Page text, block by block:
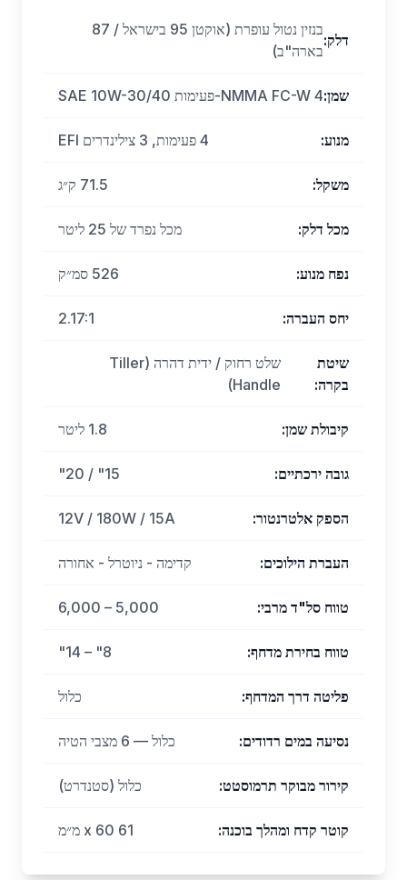
דלק:
בנזין נטול עופרת (אוקטן 95 בישראל / 87
בארה"ב)
שמן:NMMA FC-W 4-פעימות SAE 10W-30/40
מנוע: 4 פעימות, 3 צילינדרים EFI
משקל: 71.5 ק״ג
מכל דלק: מכל נפרד של 25 ליטר
נפח מנוע: 526 סמ״ק
יחס העברה:
2.17:1
שיטת
בקרה:
שלט רחוק / ידית דהרה (Tiller
Handle)
קיבולת שמן: 1.8 ליטר
גובה ירכתיים:
15" / 20"
הספק אלטרנטור:
12V / 180W / 15A
העברת הילוכים: קדימה - ניוטרל - אחורה
טווח סל"ד מרבי:
5,000 – 6,000
טווח בחירת מדחף:
8" – 14"
פליטה דרך המדחף: כלול
נסיעה במים רדודים: כלול — 6 מצבי הטיה
קירור מבוקר תרמוסטט: כלול (סטנדרט)
קוטר קדח ומהלך בוכנה: 61 x 60 מ״מ